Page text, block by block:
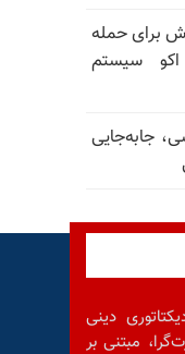
و ۶۲۸ هزار و ۵۹۵ تلاش برای حمله
سیستم
جابه‌جایی
دینی
مبتنی بر